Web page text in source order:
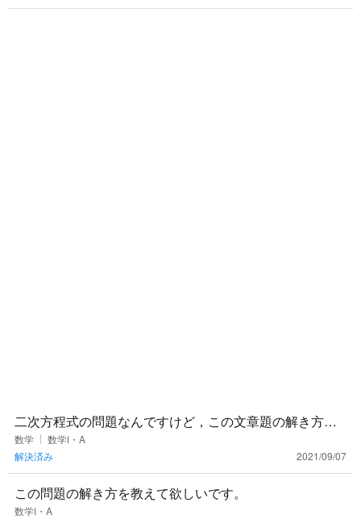
二次方程式の問題なんですけど，この文章題の解き方を
教えてください🙏
数学
数学Ⅰ・A
解決済み
2021/09/07
この問題の解き方を教えて欲しいです。
数学Ⅰ・A